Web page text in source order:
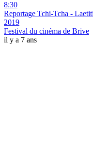
8:30
Reportage Tchi-Tcha -
2019
Festival du cinéma de Brive
il y a 7 ans